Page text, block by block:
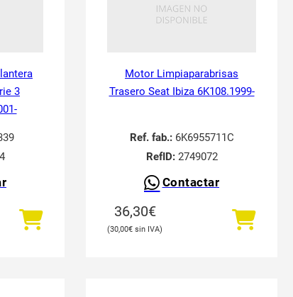
3
Motor Limpiaparabrisas
Trasero Seat Ibiza 6K108.1999-
Ref. fab.:6K6955711C
RefID:2749072
Contactar
36,30€
30,00€